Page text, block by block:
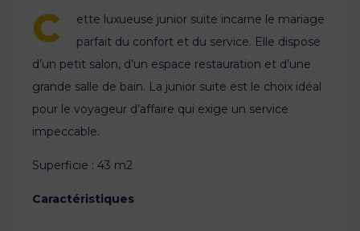
C
ette luxueuse junior suite incarne le mariage
parfait du confort et du service. Elle dispose
d’un petit salon, d’un espace restauration et d’une
grande salle de bain. La junior suite est le choix idéal
pour le voyageur d’affaire qui exige un service
impeccable.
Superficie : 43 m2
Caractéristiques